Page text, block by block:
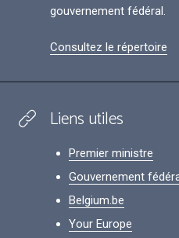
gouvernement fédéral.
Consultez le répertoire
Liens utiles
Premier ministre
Gouvernement
Belgium.be
Your Europe